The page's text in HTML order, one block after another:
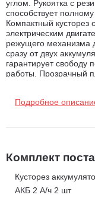
углом. Рукоятка с
способствует
Компактный
электрическим
режущего механизма
сразу от двух
гарантирует свободу
работы. Прозрачный
Подробное
Комплект
Кусторез
АКБ 2 А/ч 2 шт